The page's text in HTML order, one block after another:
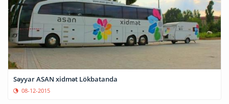
Səyyar ASAN xidmət Lökbatanda
08-12-2015